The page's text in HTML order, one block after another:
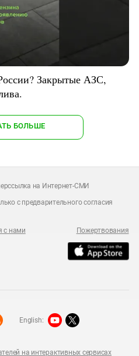
Закрытые АЗС,
БОЛЬШЕ
на Интернет-СМИ
с предварительного согласия
с нами Пожертвования
на интерактивных сервисах
English: